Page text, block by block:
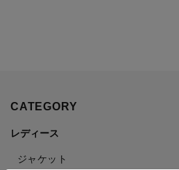
CATEGORY
レディース
ジャケット